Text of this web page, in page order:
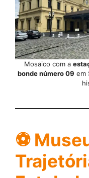
Mosaico com a
bonde número 09 em
⚽